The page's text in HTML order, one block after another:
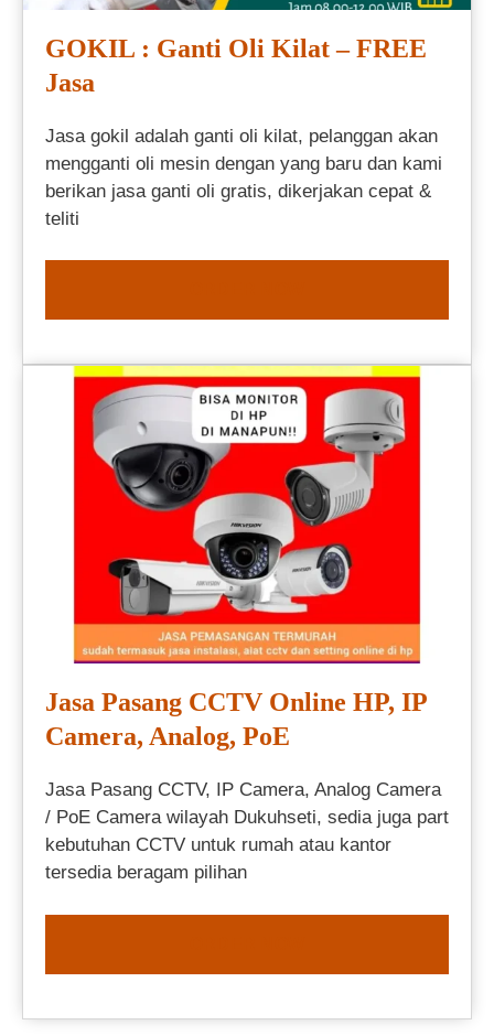
GOKIL : Ganti Oli Kilat – FREE
Jasa
Jasa gokil adalah ganti oli kilat, pelanggan akan
mengganti oli mesin dengan yang baru dan kami
berikan jasa ganti oli gratis, dikerjakan cepat &
teliti
Jasa Pasang CCTV Online HP, IP
Camera, Analog, PoE
Jasa Pasang CCTV, IP Camera, Analog Camera
/ PoE Camera wilayah Dukuhseti, sedia juga part
kebutuhan CCTV untuk rumah atau kantor
tersedia beragam pilihan